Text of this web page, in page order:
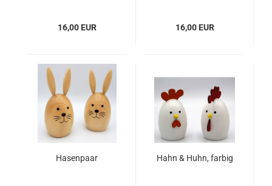
16,00 EUR 16,00 EUR
Hasenpaar Hahn & Huhn, farbig